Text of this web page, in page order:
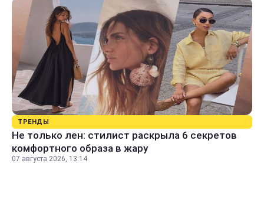
ТРЕНДЫ
Не только лен: стилист раскрыла 6 секретов
комфортного образа в жару
07 августа 2026, 13:14